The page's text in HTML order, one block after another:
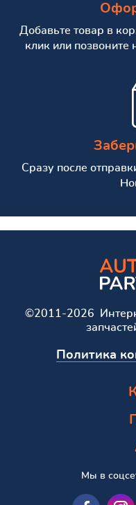
Добавьте товар в
клик или позвоните
Сразу после
©2011-2026
Политика
Мы в